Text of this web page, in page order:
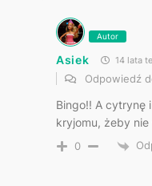
Autor
Asiek 14 lata
Odpowiedź
Bingo!! A cytrynę
kryjomu, żeby nie
0